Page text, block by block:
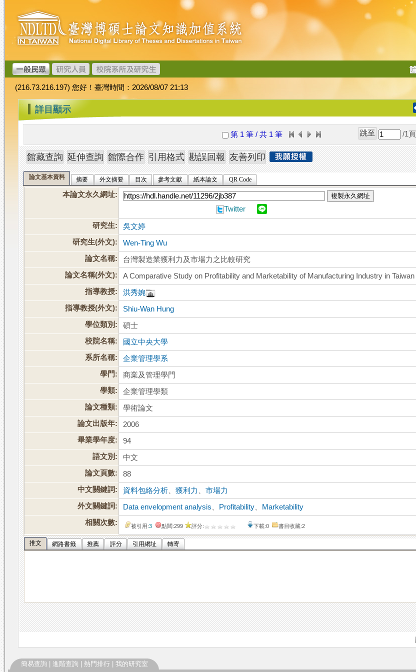
跳
到
主
要
內
容
臺
灣
博
碩
士
論
文
加
值
系
統
導
(216.73.216.197) 您好！臺灣時間：2026/08/07 21:13
::: 詳目顯示
第 1 筆 / 共 1 筆 /1 頁
論文基本資料 摘要 外文摘要 目次 參考文獻 紙本論文 QR Code
本論文永久網址: 複製永久網址
Twitter
研究生:
吳文婷
研究生(外文):
Wen-Ting Wu
論文名稱:
台灣製造業獲利力及市場力之比較研究
論文名稱(外文):
A Comparative Study on Profitability and Marketability of Manufacturing Industry in Taiwan
指導教授:
洪秀婉
指導教授(外文):
Shiu-Wan Hung
學位類別:
碩士
校院名稱:
國立中央大學
系所名稱:
企業管理學系
學門:
商業及管理學門
學類:
企業管理學類
論文種類:
學術論文
論文出版年:
2006
畢業學年度:
94
語文別:
中文
論文頁數:
88
中文關鍵詞:
資料包絡分析 、獲利力 、市場力
外文關鍵詞:
Data envelopment analysis Profitability
Marketability
相關次數:
被引用:3 點閱:299 評分: 下載:0 書目收藏:2
推文 網路書籤 推薦 評分 引用網址 轉寄
簡易查詢 進階查詢 熱門排行 我的研究室